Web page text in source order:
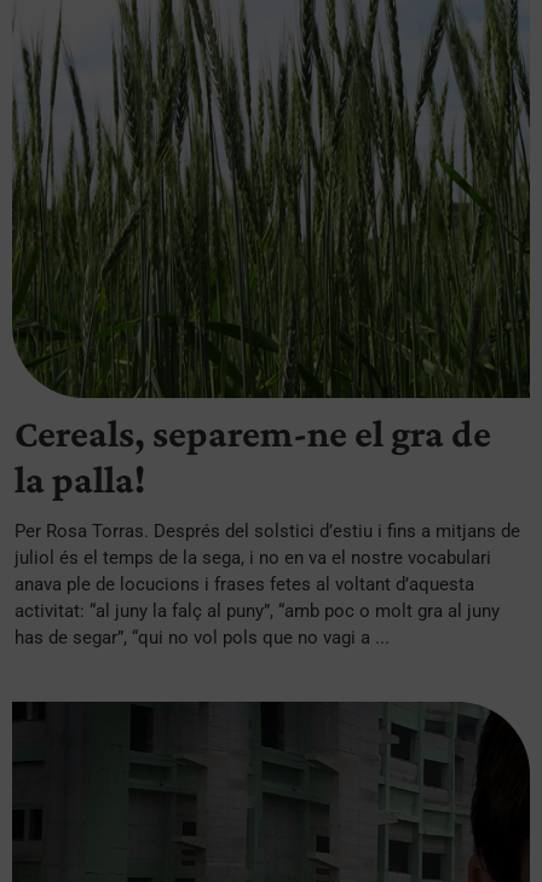
Cereals, separem-ne el gra de
la palla!
Per Rosa Torras. Després del solstici d’estiu i fins a mitjans de
juliol és el temps de la sega, i no en va el nostre vocabulari
anava ple de locucions i frases fetes al voltant d’aquesta
activitat: “al juny la falç al puny”, “amb poc o molt gra al juny
has de segar”, “qui no vol pols que no vagi a ...